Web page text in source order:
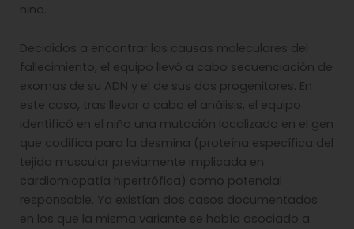
niño.
Decididos a encontrar las causas moleculares del
fallecimiento, el equipo llevó a cabo secuenciación de
exomas de su ADN y el de sus dos progenitores. En
este caso, tras llevar a cabo el análisis, el equipo
identificó en el niño una mutación localizada en el gen
que codifica para la desmina (proteína específica del
tejido muscular previamente implicada en
cardiomiopatía hipertrófica) como potencial
responsable. Ya existían dos casos documentados
en los que la misma variante se había asociado a